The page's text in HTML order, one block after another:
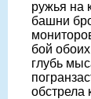
ружья на
башни
бой
глубь
обстрела